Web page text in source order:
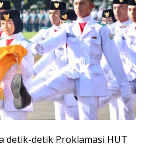
detik-detik Proklamasi HUT